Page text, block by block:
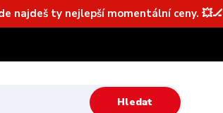
najdeš ty nejlepší momentální ceny. 💥🏒
Hledat